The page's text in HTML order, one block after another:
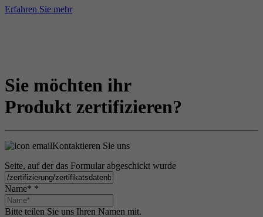
Erfahren Sie mehr
Sie möchten ihr
Produkt zertifizieren?
Kontaktieren Sie uns
Seite, auf der das Formular abgeschickt wurde
Name* *
Bitte teilen Sie uns Ihren Namen mit.